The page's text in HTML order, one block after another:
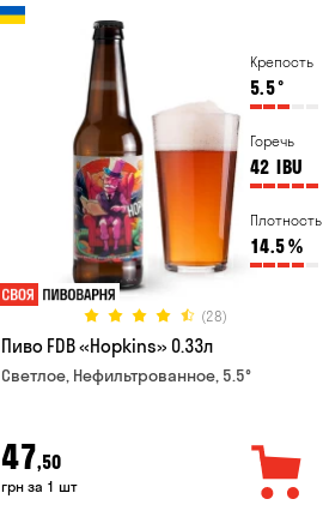
Крепость
5.5°
Горечь
42 IBU
Плотность
14.5%
(28)
Пиво FDB «Hopkins» 0.33л
Светлое, Нефильтрованное, 5.5°
47,50
грн за 1 шт